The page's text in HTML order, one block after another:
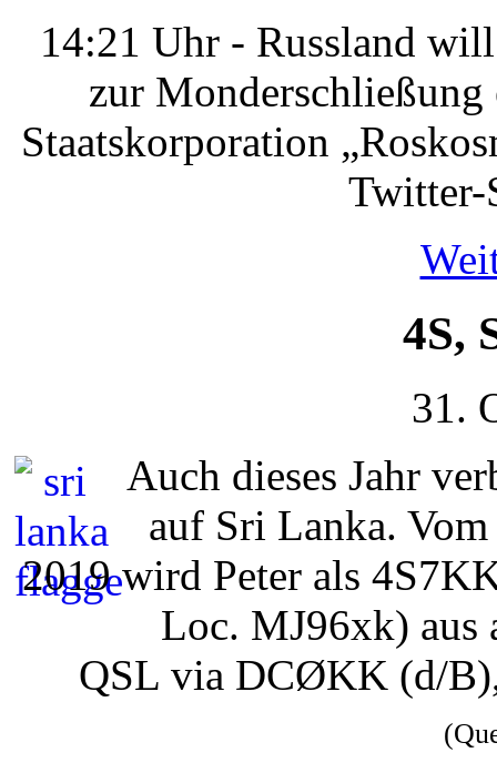
14:21 Uhr - Russland will
zur
Staatskorporation
Twitter-
4S,
31.
Auch dieses Jahr
auf Sri Lanka.
2019 wird Peter als
Loc. MJ96xk) aus
QSL via DCØKK (d/